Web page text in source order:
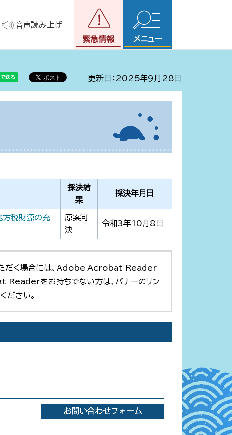
音声読み上げ
緊急情報
メニュー
更新日：2025年9月28日
採決結
果
採決年月日
方税財源の充
原案可
決
令和3年10月8日
ただく場合には、Adobe Acrobat Reader
をお持ちでない方は、バナーのリン
ださい。